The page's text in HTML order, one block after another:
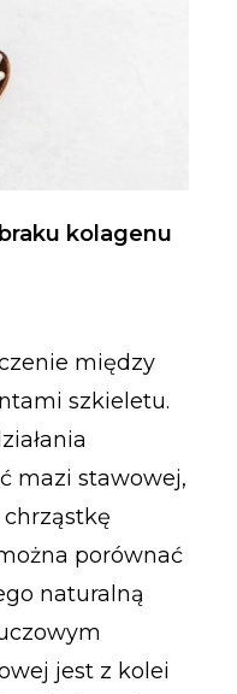
kolagenu
między
szkieletu.
mazi stawowej,
porównać
naturalną
jest z kolei